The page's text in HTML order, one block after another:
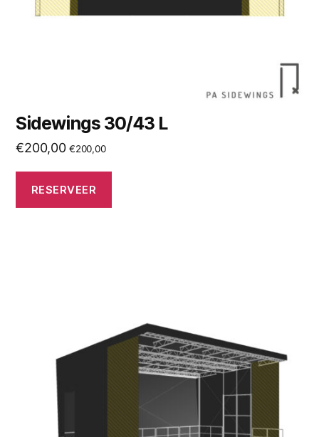
Sidewings 30/43 L
€200,00 €200,00
RESERVEER